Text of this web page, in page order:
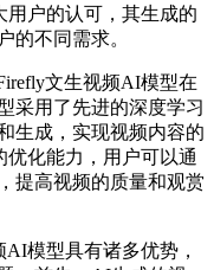
用户的认可，其生成的
的不同需求。
文生视频AI模型在
采用了先进的深度学习
生成，实现视频内容的
优化能力，用户可以通
提高视频的质量和观赏
模型具有诸多优势，